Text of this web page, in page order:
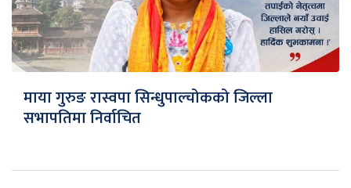
माया गुरुङ रास्वपा सिन्धुपाल्चोकको जिल्ला
सभापतिमा निर्वाचित